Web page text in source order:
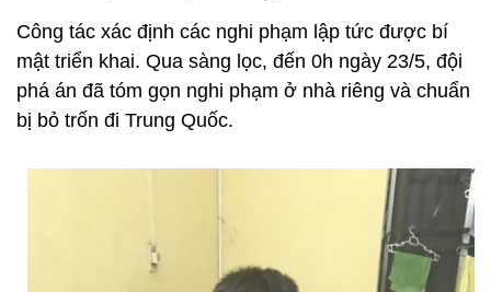
Công tác xác định các nghi phạm lập tức được bí
mật triển khai. Qua sàng lọc, đến 0h ngày 23/5, đội
phá án đã tóm gọn nghi phạm ở nhà riêng và chuẩn
bị bỏ trốn đi Trung Quốc.